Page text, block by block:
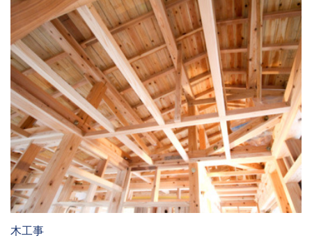
木工事